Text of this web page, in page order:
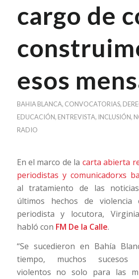
cargo de
esos
BAHIA BLANCA, CONVOCATORIAS,
EDUCACIÓN, ENTREVISTA, INCLUSIÓN,
RADIO
En el marco de la carta abierta
periodistas y comunicadorxs
al tratamiento de las
últimos hechos de
periodista y locutora,
habló con FM De la Calle.
“Se sucedieron en Bahía
tiempo, muchos sucesos
violentos no solo para las